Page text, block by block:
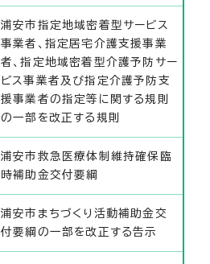
浦安市指定地域密着型サービス
事業者、指定居宅介護支援事業
者、指定地域密着型介護予防サー
ビス事業者及び指定介護予防支
援事業者の指定等に関する規則
の一部を改正する規則
浦安市救急医療体制維持確保臨
時補助金交付要綱
浦安市まちづくり活動補助金交
付要綱の一部を改正する告示